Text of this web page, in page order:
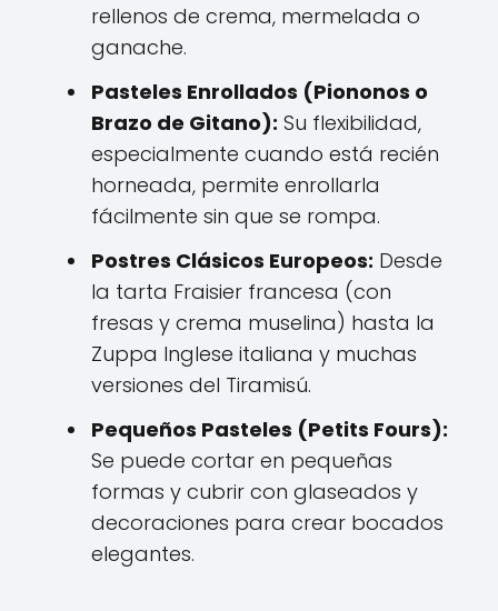
rellenos de crema, mermelada o
ganache.
Pasteles Enrollados (Piononos o
Brazo de Gitano): Su flexibilidad,
especialmente cuando está recién
horneada, permite enrollarla
fácilmente sin que se rompa.
Postres Clásicos Europeos: Desde
la tarta Fraisier francesa (con
fresas y crema muselina) hasta la
Zuppa Inglese italiana y muchas
versiones del Tiramisú.
Pequeños Pasteles (Petits Fours):
Se puede cortar en pequeñas
formas y cubrir con glaseados y
decoraciones para crear bocados
elegantes.